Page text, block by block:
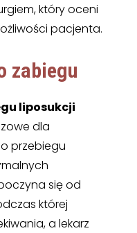
który oceni
pacjenta.
zabiegu
liposukcji
dla
przebiegu
się od
której
a lekarz